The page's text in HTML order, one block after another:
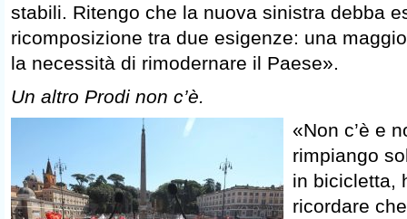
stabili. Ritengo che la nuova sinistra debba
ricomposizione tra due esigenze: una
la necessità di rimodernare il Paese».
Un altro Prodi non c’è.
«Non c’è e
rimpiango
in bicicletta,
ricordare